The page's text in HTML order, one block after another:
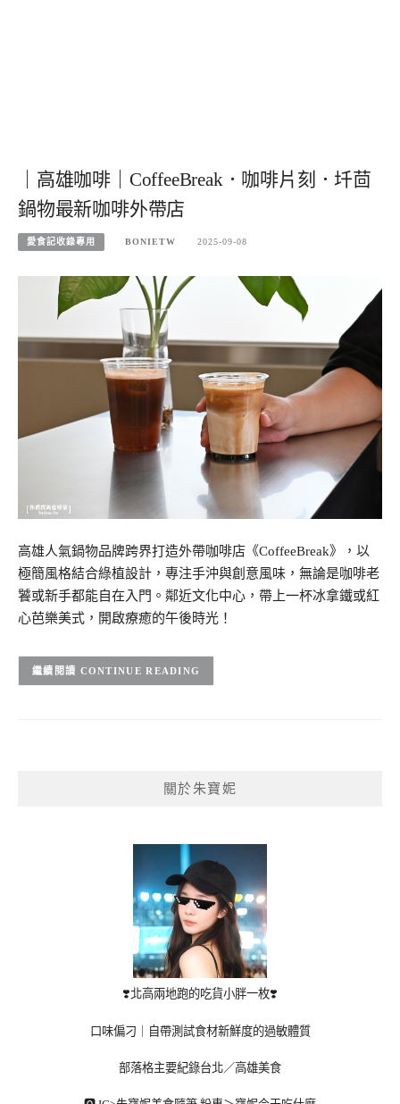
｜高雄咖啡｜CoffeeBreak．咖啡片刻．圲茴
鍋物最新咖啡外帶店
愛食記收錄專用 BONIETW 2025-09-08
高雄人氣鍋物品牌跨界打造外帶咖啡店《CoffeeBreak》，以
極簡風格結合綠植設計，專注手沖與創意風味，無論是咖啡老
饕或新手都能自在入門。鄰近文化中心，帶上一杯冰拿鐵或紅
心芭樂美式，開啟療癒的午後時光！
CONTINUE READING
關於朱寶妮
❣️北高兩地跑的吃貨小胖一枚❣️
口味偏刁｜自帶測試食材新鮮度的過敏體質
部落格主要紀錄台北／高雄美食